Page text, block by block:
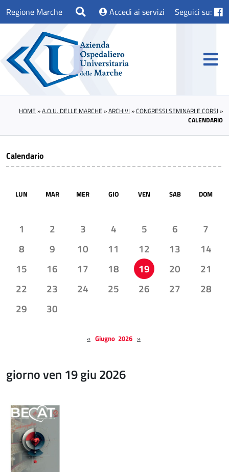
Regione Marche Accedi ai servizi Seguici su:
HOME »A.O.U. DELLE MARCHE »ARCHIVI »CONGRESSI SEMINARI E CORSI »
CALENDARIO
Calendario
LUN MAR MER GIO VEN SAB DOM
1 2 3 4 5 6
7
8
9 10 11 12 13
14
15
16 17 18 19 20
21
22
23 24 25 26 27
28
29
30
« Giugno 2026 »
giorno ven 19 giu 2026